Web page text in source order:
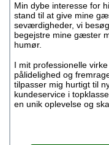
Min dybe interesse for
stand til at give mine
seværdigheder, vi
begejstre mine gæster
humør.
I mit professionelle
pålidelighed og
tilpasser mig hurtigt til
kundeservice i
en unik oplevelse og